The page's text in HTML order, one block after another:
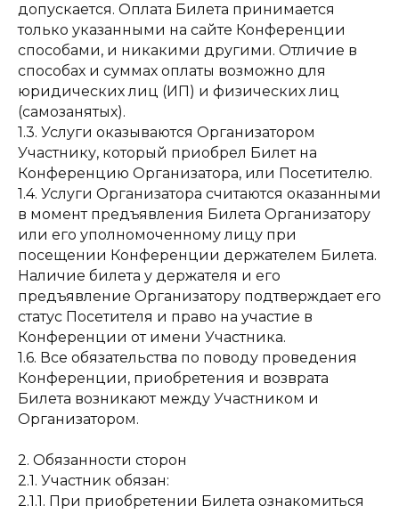
допускается. Оплата Билета принимается
только указанными на сайте Конференции
способами, и никакими другими. Отличие в
способах и суммах оплаты возможно для
юридических лиц (ИП) и физических лиц
(самозанятых).
1.3. Услуги оказываются Организатором
Участнику, который приобрел Билет на
Конференцию Организатора, или Посетителю.
1.4. Услуги Организатора считаются оказанными
в момент предъявления Билета Организатору
или его уполномоченному лицу при
посещении Конференции держателем Билета.
Наличие билета у держателя и его
предъявление Организатору подтверждает его
статус Посетителя и право на участие в
Конференции от имени Участника.
1.6. Все обязательства по поводу проведения
Конференции, приобретения и возврата
Билета возникают между Участником и
Организатором.
2. Обязанности сторон
2.1. Участник обязан:
2.1.1. При приобретении Билета ознакомиться